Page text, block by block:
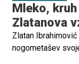
Mleko,
Zlatanova
Zlatan
nogometašev